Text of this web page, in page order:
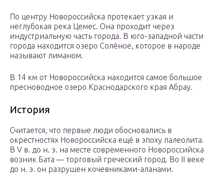
По центру Новороссийска протекает узкая и
неглубокая река Цемес. Она проходит через
индустриальную часть города. В юго-западной части
города находится озеро Солёное, которое в народе
называют лиманом.
В 14 км от Новороссийска находится самое большое
пресноводное озеро Краснодарского края Абрау.
История
Считается, что первые люди обосновались в
окрестностях Новороссийска ещё в эпоху палеолита.
В V в. до н. э. на месте современного Новороссийска
возник Бата — торговый греческий город. Во II веке
до н. э. он разрушен кочевниками-аланами.